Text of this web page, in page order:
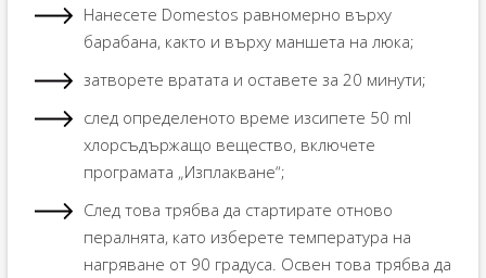
Нанесете Domestos равномерно върху
барабана, както и върху маншета на люка;
затворете вратата и оставете за 20 минути;
след определеното време изсипете 50 ml
хлорсъдържащо вещество, включете
програмата „Изплакване“;
След това трябва да стартирате отново
пералнята, като изберете температура на
нагряване от 90 градуса. Освен това трябва да